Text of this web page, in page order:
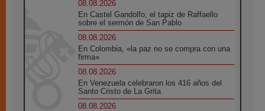
08.08.2026
En Castel Gandolfo, el tapiz de Raffaello
sobre el sermón de San Pablo
08.08.2026
En Colombia, «la paz no se compra con una
firma»
08.08.2026
En Venezuela celebraron los 416 años del
Santo Cristo de La Grita
08.08.2026